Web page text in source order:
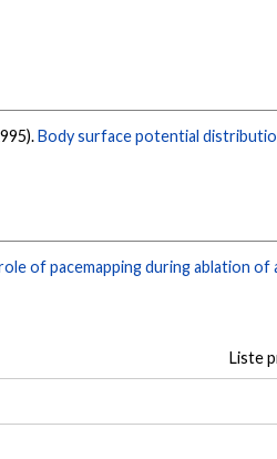
Body surface potential
of pacemapping during ablation of
Liste